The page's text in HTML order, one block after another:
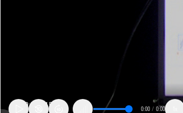
0:00 / 0:00